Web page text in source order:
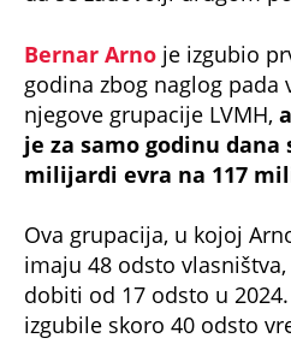
godina zbog naglog pada
njegove grupacije LVMH,
je za samo godinu dana
milijardi evra na 117
imaju 48 odsto
dobiti od 17 odsto u 2024.
izgubile skoro 40 odsto
usporene potražnje i